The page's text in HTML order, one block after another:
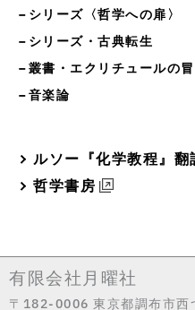
−シリーズ〈哲学への扉〉
−シリーズ・古典転生
−叢書・エクリチュールの
−音楽論
ルソー『化学教程』翻
哲学書房
有限会社月曜社
〒182-0006 東京都調布市